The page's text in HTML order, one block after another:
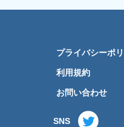
プライバシーポ
利用規約
お問い合わせ
SNS